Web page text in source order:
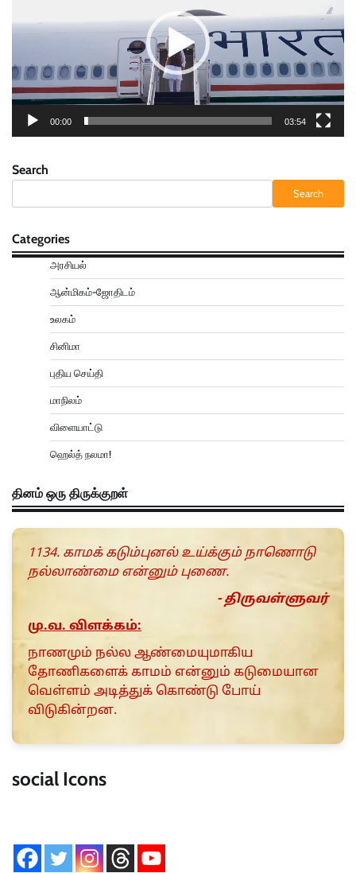
00:00 03:54
Search
Search
Categories
அரசியல்
ஆன்மிகம்-ஜோதிடம்
உலகம்
சினிமா
புதிய செய்தி
மாநிலம்
விளையாட்டு
ஹெல்த் நலமா!
தினம் ஒரு திருக்குறள்
1134. காமக் கடும்புனல் உய்க்கும் நாணொடு
நல்லாண்மை என்னும் புணை.
- திருவள்ளுவர்
மு.வ. விளக்கம்:
நாணமும் நல்ல ஆண்மையுமாகிய
தோணிகளைக் காமம் என்னும் கடுமையான
வெள்ளம் அடித்துக் கொண்டு போய்
விடுகின்றன.
social Icons